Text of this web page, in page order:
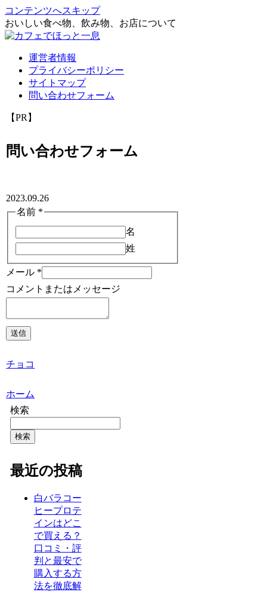
コンテンツへスキップ
おいしい食べ物、飲み物、お店について
運営者情報
プライバシーポリシー
サイトマップ
問い合わせフォーム
【PR】
問い合わせフォーム
2023.09.26
名前 *
名
姓
メール *
コメントまたはメッセージ
送信
チョコ
ホーム
検索
検索
最近の投稿
白バラコー
ヒープロテ
インはどこ
で買える？
口コミ・評
判と最安で
購入する方
法を徹底解